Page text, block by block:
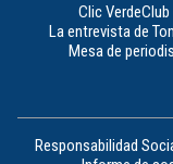
Clic VerdeClub
La entrevista de
Mesa de
Responsabilidad